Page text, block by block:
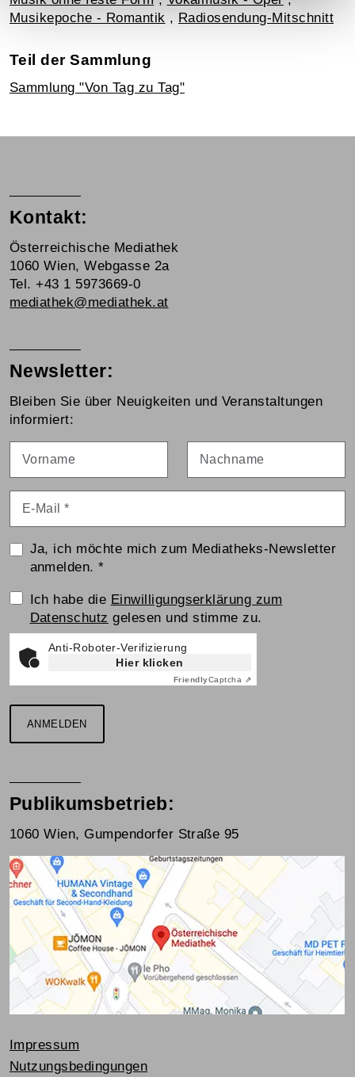
Musikepoche - Romantik , Radiosendung-Mitschnitt
Teil der Sammlung
Sammlung "Von Tag zu Tag"
Kontakt:
Österreichische Mediathek
1060 Wien, Webgasse 2a
Tel. +43 1 5973669-0
mediathek@mediathek.at
Newsletter:
Bleiben Sie über Neuigkeiten und Veranstaltungen
informiert:
Ja, ich möchte mich zum Mediatheks-Newsletter
anmelden.*
Einwilligungserklärung
Ich habe die Einwilligungserklärung zum
Datenschutz gelesen und stimme zu.
Anti-Roboter-Verifizierung
Hier klicken
FriendlyCaptcha ⇗
ANMELDEN
Publikumsbetrieb:
1060 Wien, Gumpendorfer Straße 95
Impressum
Nutzungsbedingungen